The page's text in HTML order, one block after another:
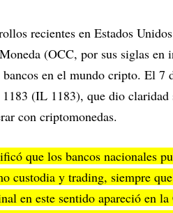
recientes en Estados
(OCC, por sus siglas en
en el mundo cripto. El 7
(IL 1183), que dio claridad
con criptomonedas.
que los bancos nacionales
custodia y trading, siempre
en este sentido apareció en